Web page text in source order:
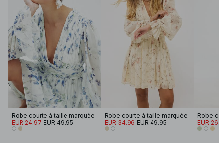
Robe courte à taille marquée
EUR 24.97 EUR 49.95
Robe courte à taille marquée
EUR 34.96 EUR 49.95 EUR